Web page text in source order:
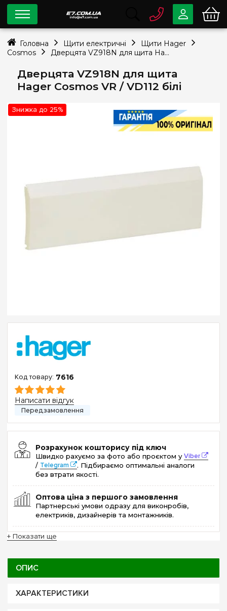
Дверцята VZ918N для щита
Hager Cosmos VR / VD112 білі
Знижка до 25%
7616
Написати відгук
Розрахунок кошторису під ключ
Швидко рахуємо за фото або проєктом уViber
/ Telegram
. Підбираємо оптимальні аналоги
без втрати якості.
Оптова ціна з першого замовлення
Партнерські умови одразу для виконробів,
електриків, дизайнерів та монтажників.
+ Показати ще
ОПИС
ХАРАКТЕРИСТИКИ
0 80033-63-07
Безкоштовно
info@e7.com.ua
044334-79-78
Viber Telegram
Головна Щити електричні
Щити Hager
Cosmos
Дверцята VZ918N для щита Hager Cosmos VR / VD112 білі